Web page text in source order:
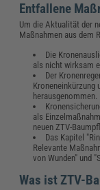
Entfallene
Um die Aktualität der
Maßnahmen aus dem
Die
als nicht wirksam
Der
Kroneneinkürzung
herausgenommen.
als
neuen ZTV-
Das Kapitel
Relevante
von Wunden" und
Was ist ZTV-